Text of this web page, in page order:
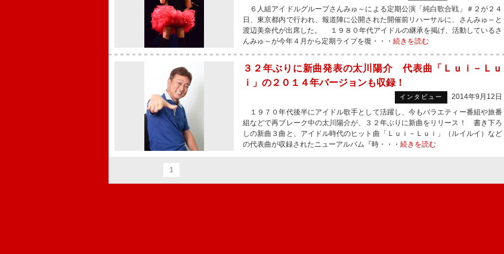
６人組アイドルグループさんみゅ～による定期公演「純白歌合戦」＃２が２４
日、東京都内で行われ、報道陣に公開された開催前リハーサルに、さんみゅ～と
渡辺美奈代が出席した。 １９８０年代アイドルの継承を掲げ、活動しているさ
んみゅ～が今年４月から定期ライブを復・・・ 続きを読む
３２年ぶりに新曲発表の太川陽介 代表曲「Ｌｕｉ－Ｌｕ
ｉ」の２０１４年バージョンも収録！
インタビュー
2014年9月12日
１９７０年代後半にアイドル歌手として活躍し、今もバラエティー番組や旅番
組などで再ブレーク中の太川陽介が、３２年ぶりに新曲をリリース！ 書き下ろ
しの新曲３曲と、アイドル時代のヒット曲「Ｌｕｉ－Ｌｕｉ」（ルイルイ）など
の代表曲が収録されたニューアルバム『時・・・ 続きを読む
1